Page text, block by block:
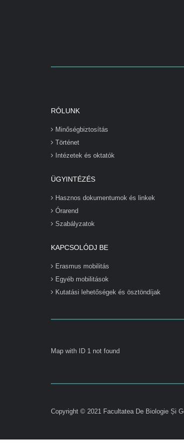
RÓLUNK
Minőségbiztosítás
Történet
Intézetek és oktatók
ÜGYINTÉZÉS
Hasznos dokumentumok és linkek
Órarend
Szabályzatok
KAPCSOLÓDJ BE
Erasmus mobilitás
Egyéb mobilitások
Kutatási lehetőségek és ösztöndíjak
Map with ID 1 not found
Copyright © 2021 Facultatea De Biologie Și